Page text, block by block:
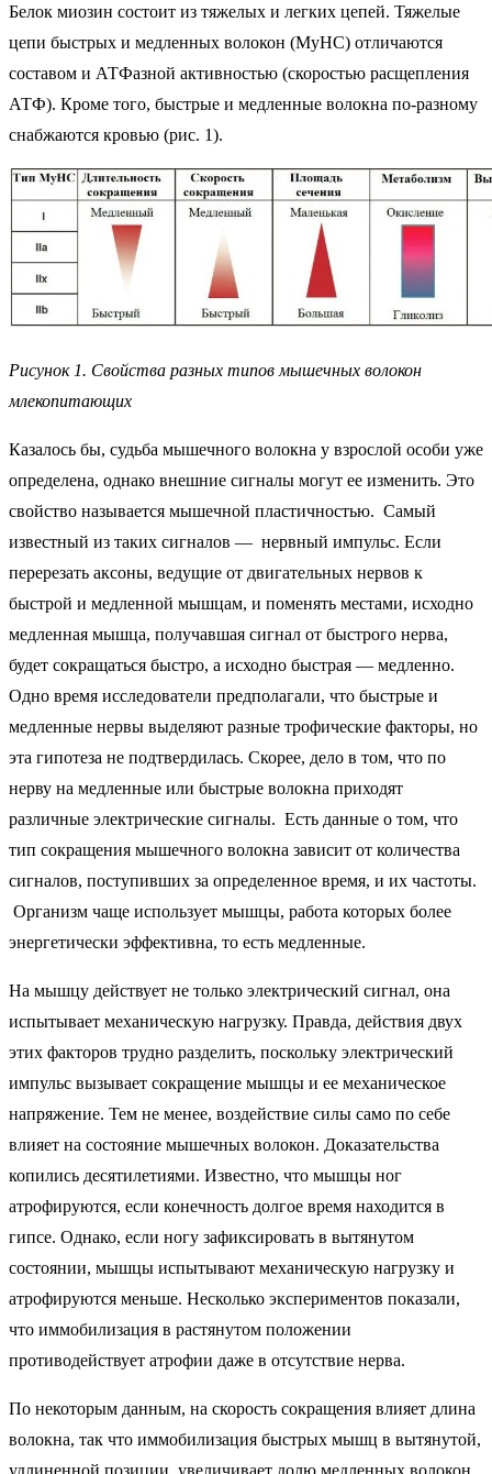
Белок миозин состоит из тяжелых и легких цепей. Тяжелые
цепи быстрых и медленных волокон (MyHC) отличаются
составом и АТФазной активностью (скоростью расщепления
АТФ). Кроме того, быстрые и медленные волокна по-разному
снабжаются кровью (рис. 1).
Рисунок 1. Свойства разных типов мышечных волокон
млекопитающих
Казалось бы, судьба мышечного волокна у взрослой особи уже
определена, однако внешние сигналы могут ее изменить. Это
свойство называется мышечной пластичностью. Самый
известный из таких сигналов — нервный импульс. Если
перерезать аксоны, ведущие от двигательных нервов к
быстрой и медленной мышцам, и поменять местами, исходно
медленная мышца, получавшая сигнал от быстрого нерва,
будет сокращаться быстро, а исходно быстрая — медленно.
Одно время исследователи предполагали, что быстрые и
медленные нервы выделяют разные трофические факторы, но
эта гипотеза не подтвердилась. Скорее, дело в том, что по
нерву на медленные или быстрые волокна приходят
различные электрические сигналы. Есть данные о том, что
тип сокращения мышечного волокна зависит от количества
сигналов, поступивших за определенное время, и их частоты.
Организм чаще использует мышцы, работа которых более
энергетически эффективна, то есть медленные.
На мышцу действует не только электрический сигнал, она
испытывает механическую нагрузку. Правда, действия двух
этих факторов трудно разделить, поскольку электрический
импульс вызывает сокращение мышцы и ее механическое
напряжение. Тем не менее, воздействие силы само по себе
влияет на состояние мышечных волокон. Доказательства
копились десятилетиями. Известно, что мышцы ног
атрофируются, если конечность долгое время находится в
гипсе. Однако, если ногу зафиксировать в вытянутом
состоянии, мышцы испытывают механическую нагрузку и
атрофируются меньше. Несколько экспериментов показали,
что иммобилизация в растянутом положении
противодействует атрофии даже в отсутствие нерва.
По некоторым данным, на скорость сокращения влияет длина
волокна, так что иммобилизация быстрых мышц в вытянутой,
удлиненной позиции, увеличивает долю медленных волокон